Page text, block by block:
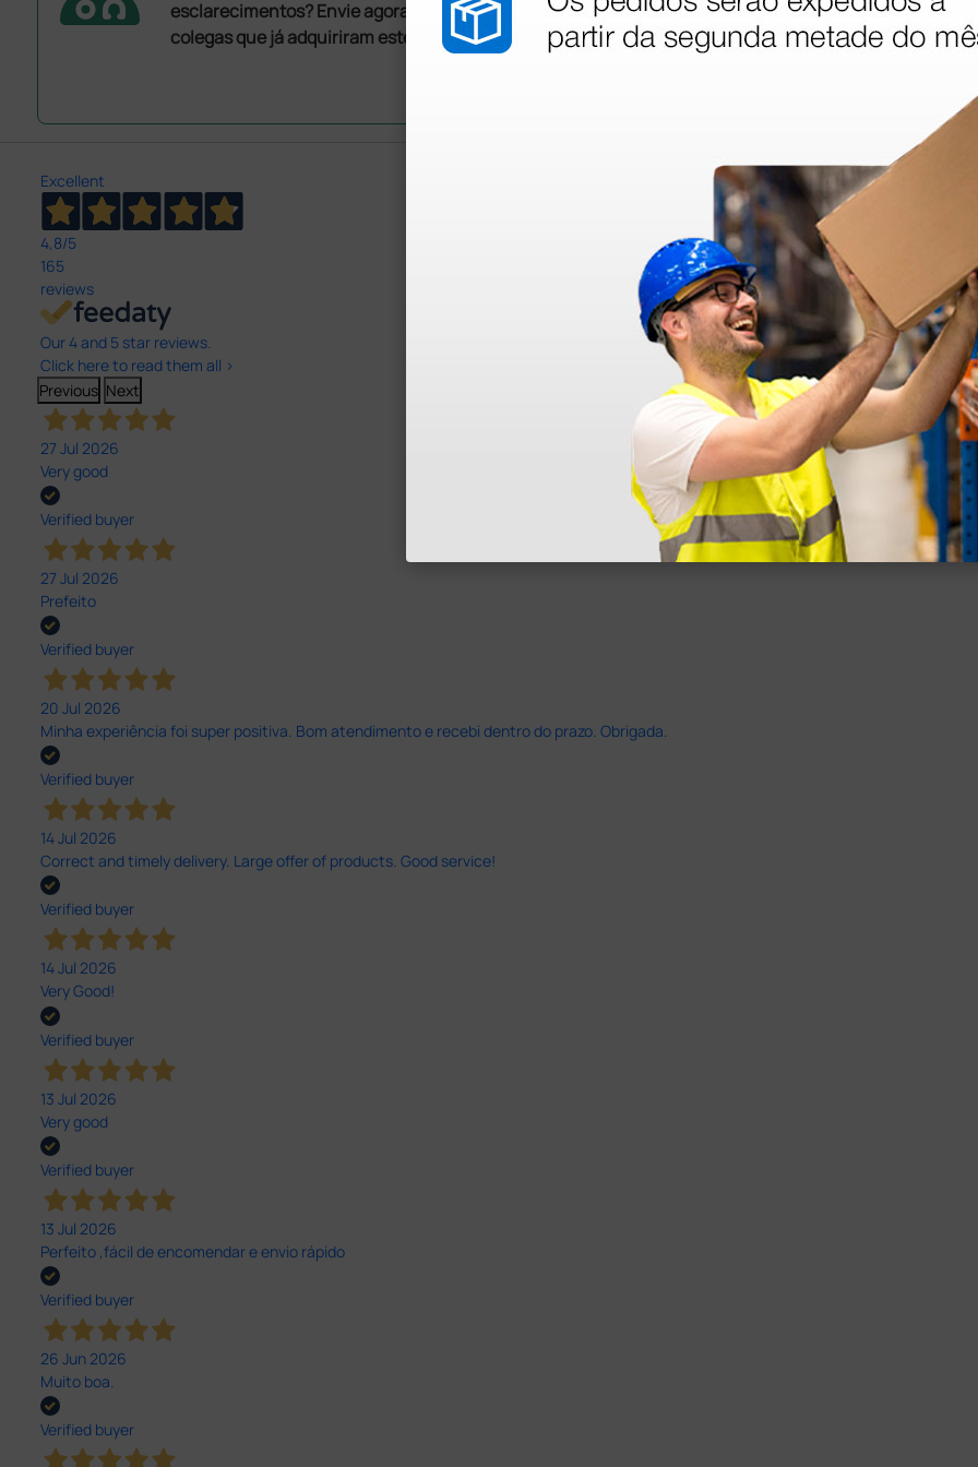
esclarecimentos? Envie agora a sua questão aos
colegas que já adquiriram este produto.
Excellent
4,8/5
165
reviews
Our 4 and 5 star reviews.
Click here to read them all >
Previous Next
27 Jul 2026
Very good
Verified buyer
27 Jul 2026
Prefeito
Verified buyer
20 Jul 2026
Minha experiência foi super positiva. Bom atendimento e recebi dentro do prazo. Obrigada.
Verified buyer
14 Jul 2026
Correct and timely delivery. Large offer of products. Good service!
Verified buyer
14 Jul 2026
Very Good!
Verified buyer
13 Jul 2026
Very good
Verified buyer
13 Jul 2026
Perfeito ,fácil de encomendar e envio rápido
Verified buyer
26 Jun 2026
Muito boa.
Verified buyer